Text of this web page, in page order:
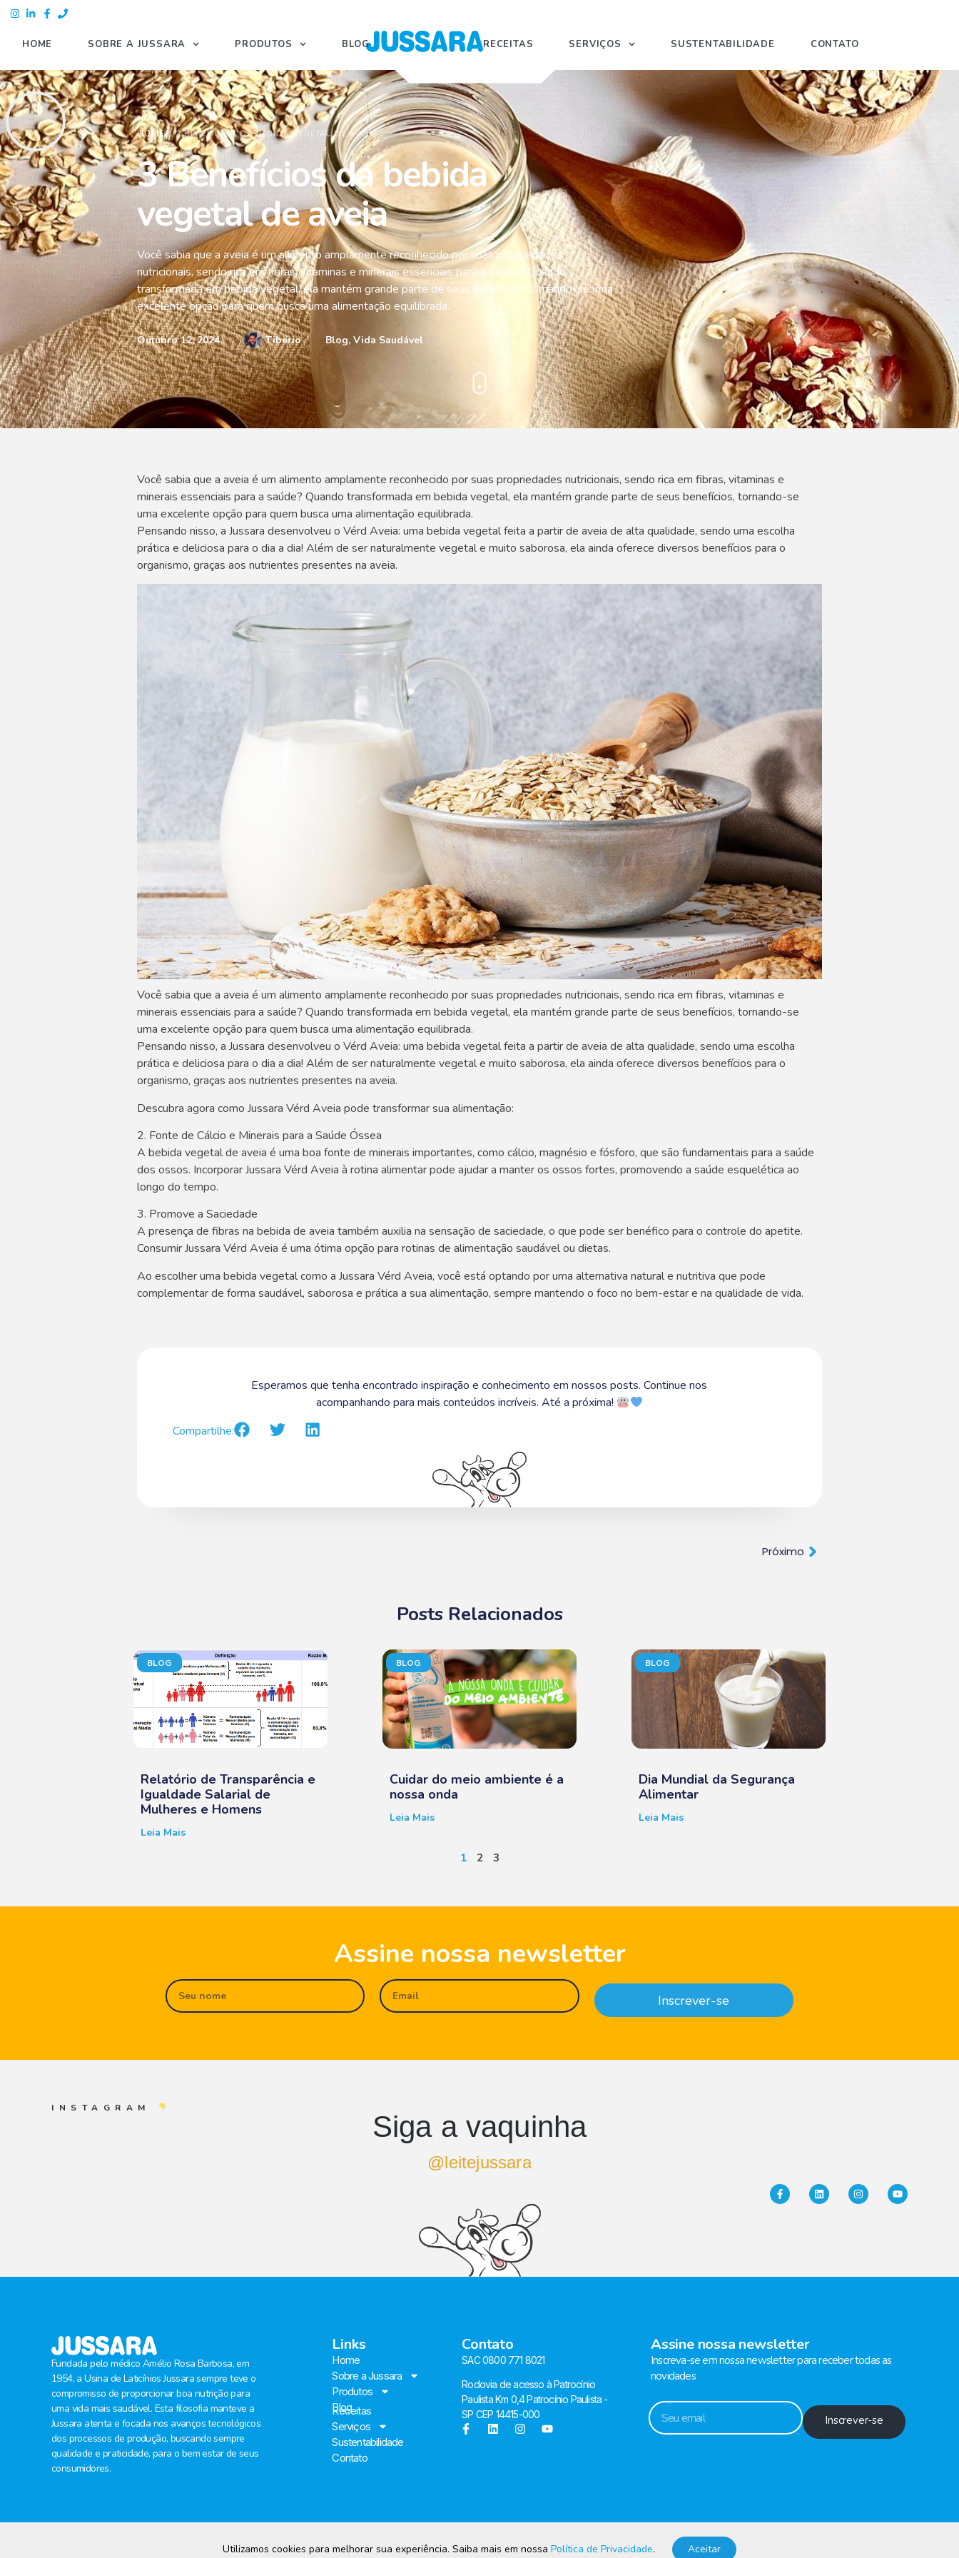
HOME SOBRE A JUSSARA PRODUTOS BLOG RECEITAS SERVIÇOS SUSTENTABILIDADE CONTATO
HOME\\3 BENEFÍCIOS DA BEBIDA VEGETAL DE AVEIA
3 Benefícios da bebida
vegetal de aveia
Você sabia que a aveia é um alimento amplamente reconhecido por suas propriedades
nutricionais, sendo rica em fibras, vitaminas e minerais essenciais para a saúde? Quando
transformada em bebida vegetal, ela mantém grande parte de seus benefícios, tornando-se uma
excelente opção para quem busca uma alimentação equilibrada.
Outubro 12, 2024 Tiberio Blog, Vida Saudável
Você sabia que a aveia é um alimento amplamente reconhecido por suas propriedades nutricionais, sendo rica em fibras, vitaminas e
minerais essenciais para a saúde? Quando transformada em bebida vegetal, ela mantém grande parte de seus benefícios, tornando-se
uma excelente opção para quem busca uma alimentação equilibrada.
Pensando nisso, a Jussara desenvolveu o Vérd Aveia: uma bebida vegetal feita a partir de aveia de alta qualidade, sendo uma escolha
prática e deliciosa para o dia a dia! Além de ser naturalmente vegetal e muito saborosa, ela ainda oferece diversos benefícios para o
organismo, graças aos nutrientes presentes na aveia.
Você sabia que a aveia é um alimento amplamente reconhecido por suas propriedades nutricionais, sendo rica em fibras, vitaminas e
minerais essenciais para a saúde? Quando transformada em bebida vegetal, ela mantém grande parte de seus benefícios, tornando-se
uma excelente opção para quem busca uma alimentação equilibrada.
Pensando nisso, a Jussara desenvolveu o Vérd Aveia: uma bebida vegetal feita a partir de aveia de alta qualidade, sendo uma escolha
prática e deliciosa para o dia a dia! Além de ser naturalmente vegetal e muito saborosa, ela ainda oferece diversos benefícios para o
organismo, graças aos nutrientes presentes na aveia.
Descubra agora como Jussara Vérd Aveia pode transformar sua alimentação:
2. Fonte de Cálcio e Minerais para a Saúde Óssea
A bebida vegetal de aveia é uma boa fonte de minerais importantes, como cálcio, magnésio e fósforo, que são fundamentais para a saúde
dos ossos. Incorporar Jussara Vérd Aveia à rotina alimentar pode ajudar a manter os ossos fortes, promovendo a saúde esquelética ao
longo do tempo.
3. Promove a Saciedade
A presença de fibras na bebida de aveia também auxilia na sensação de saciedade, o que pode ser benéfico para o controle do apetite.
Consumir Jussara Vérd Aveia é uma ótima opção para rotinas de alimentação saudável ou dietas.
Ao escolher uma bebida vegetal como a Jussara Vérd Aveia, você está optando por uma alternativa natural e nutritiva que pode
complementar de forma saudável, saborosa e prática a sua alimentação, sempre mantendo o foco no bem-estar e na qualidade de vida.
Esperamos que tenha encontrado inspiração e conhecimento em nossos posts. Continue nos
acompanhando para mais conteúdos incríveis. Até a próxima!
Compartilhe:
Próximo
Posts Relacionados
BLOG
Relatório de Transparência e
Igualdade Salarial de
Mulheres e Homens
Leia Mais
BLOG
Cuidar do meio ambiente é a
nossa onda
Leia Mais
BLOG
Dia Mundial da Segurança
Alimentar
Leia Mais
1 2 3
Assine nossa newsletter
Inscrever-se
INSTAGRAM
Siga a vaquinha
@leitejussara
Fundada pelo médico Amélio Rosa Barbosa, em
1954, a Usina de Laticínios Jussara sempre teve o
compromisso de proporcionar boa nutrição para
uma vida mais saudável. Esta filosofia manteve a
Jussara atenta e focada nos avanços tecnológicos
dos processos de produção, buscando sempre
qualidade e praticidade, para o bem estar de seus
consumidores.
Links
Home
Sobre a Jussara
Produtos
Blog
Receitas
Serviços
Sustentabilidade
Contato
Contato
SAC 0800 771 8021
Rodovia de acesso à Patrocínio
Paulista Km 0,4 Patrocínio Paulista -
SP CEP 14415-000
Assine nossa newsletter
Inscreva-se em nossa newsletter para receber todas as
novidades
Inscrever-se
© 2026Jussara Laticínios. Todos os direitos reservados.Utilizamos cookies para melhorar sua experiência. Saiba mais em nossa Política de Privacidade. Aceitar